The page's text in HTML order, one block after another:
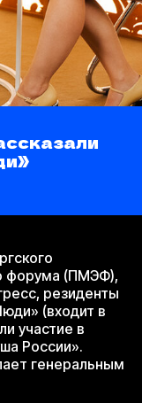
форума (ПМЭФ),
резиденты
(входит в
участие в
России».
генеральным